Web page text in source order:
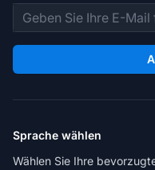
E-Mail-Adresse
Sprache wählen
Wählen Sie Ihre